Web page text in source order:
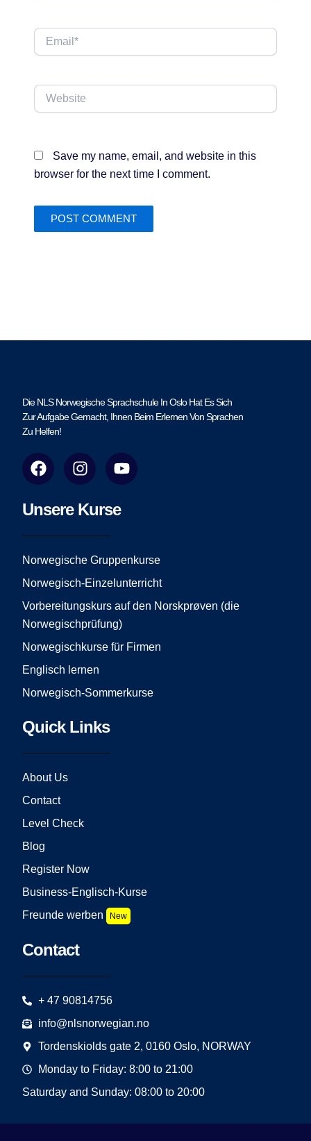
Email*
Website
Save my name, email, and website in this
browser for the next time I comment.
Die NLS Norwegische Sprachschule In Oslo Hat Es Sich
Zur Aufgabe Gemacht, Ihnen Beim Erlernen Von Sprachen
Zu Helfen!
F
a
e
o
o
I
n
t
g
r
m
Y
o
t
e
Unsere Kurse
Norwegische Gruppenkurse
Norwegisch-Einzelunterricht
Vorbereitungskurs auf den Norskprøven (die
Norwegischprüfung)
Norwegischkurse für Firmen
Englisch lernen
Norwegisch-Sommerkurse
Quick Links
About Us
Contact
Level Check
Blog
Register Now
Business-Englisch-Kurse
Freunde werben
New
Contact
+ 47 90814756
info@nlsnorwegian.no
Tordenskiolds gate 2, 0160 Oslo, NORWAY
Monday to Friday: 8:00 to 21:00
Saturday and Sunday: 08:00 to 20:00